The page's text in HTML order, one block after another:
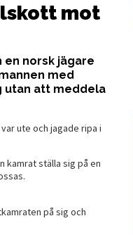
mot
norsk jägare
med
utan att meddela
ute och jagade ripa i
kamrat ställa sig på en
på sig och
för både jakt